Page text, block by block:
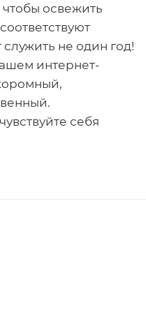
освежить
служить не один год!
интернет-
себя